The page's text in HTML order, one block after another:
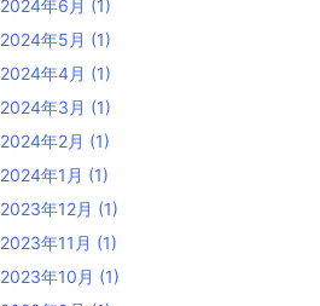
2024年6月 (1)
2024年5月 (1)
2024年4月 (1)
2024年3月 (1)
2024年2月 (1)
2024年1月 (1)
2023年12月 (1)
2023年11月 (1)
2023年10月 (1)